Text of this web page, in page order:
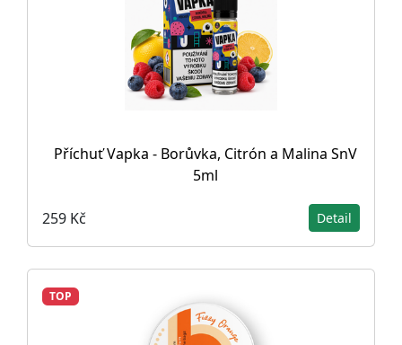
Příchuť Vapka - Borůvka, Citrón a Malina SnV
5ml
259 Kč Detail
TOP